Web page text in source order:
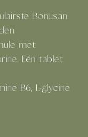
Bonusan
met
Eén tablet
B6, L-glycine